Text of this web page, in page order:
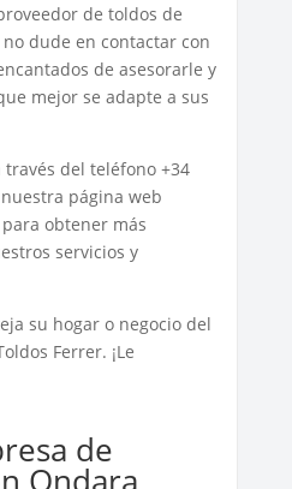
de toldos de
dude en contactar con
de asesorarle y
mejor se adapte a sus
del teléfono +34
página web
obtener más
servicios y
su hogar o negocio del
Ferrer. ¡Le
de
Ondara